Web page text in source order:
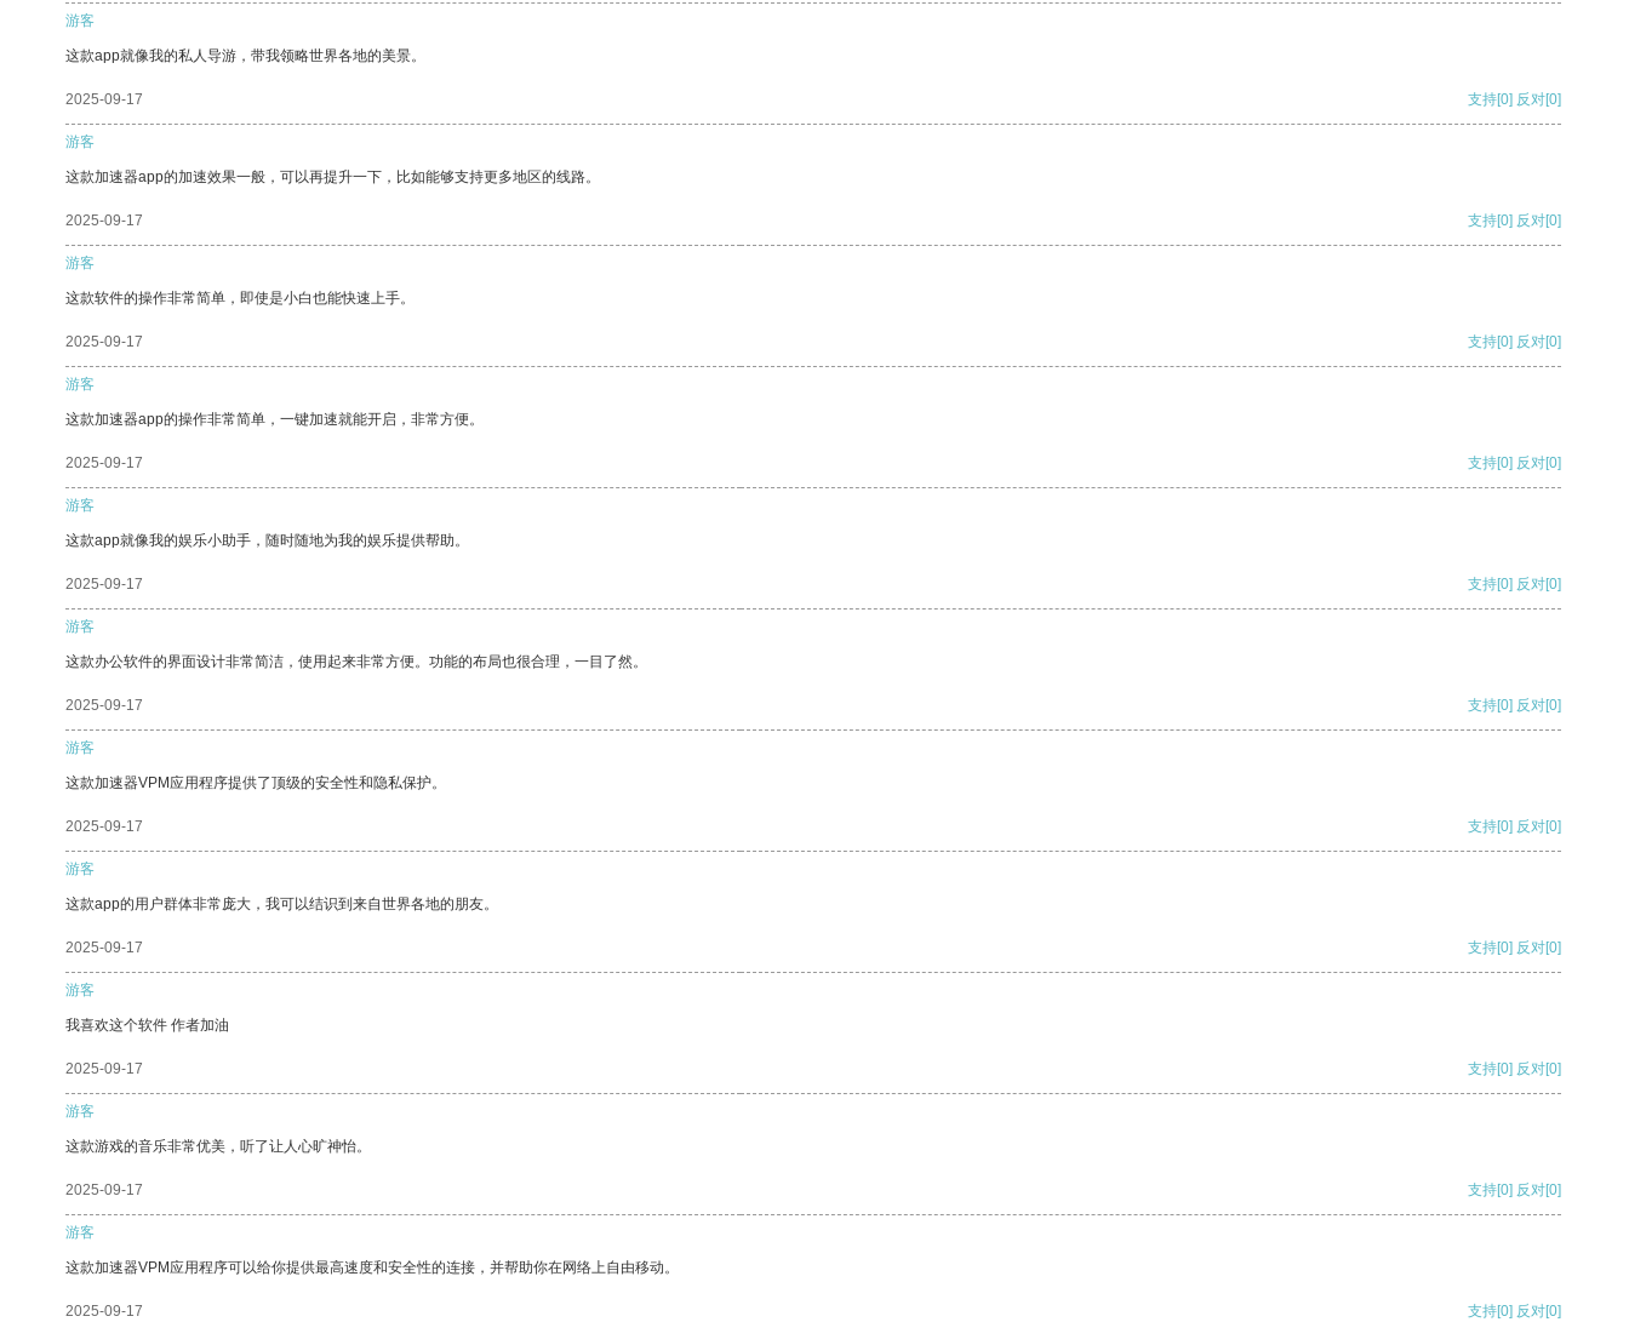
游客
这款app就像我的私人导游，带我领略世界各地的美景。
2025-09-17 支持[0] 反对[0]
游客
这款加速器app的加速效果一般，可以再提升一下，比如能够支持更多地区的线路。
2025-09-17 支持[0] 反对[0]
游客
这款软件的操作非常简单，即使是小白也能快速上手。
2025-09-17 支持[0] 反对[0]
游客
这款加速器app的操作非常简单，一键加速就能开启，非常方便。
2025-09-17 支持[0] 反对[0]
游客
这款app就像我的娱乐小助手，随时随地为我的娱乐提供帮助。
2025-09-17 支持[0] 反对[0]
游客
这款办公软件的界面设计非常简洁，使用起来非常方便。功能的布局也很合理，一目了然。
2025-09-17 支持[0] 反对[0]
游客
这款加速器VPM应用程序提供了顶级的安全性和隐私保护。
2025-09-17 支持[0] 反对[0]
游客
这款app的用户群体非常庞大，我可以结识到来自世界各地的朋友。
2025-09-17 支持[0] 反对[0]
游客
我喜欢这个软件 作者加油
2025-09-17 支持[0] 反对[0]
游客
这款游戏的音乐非常优美，听了让人心旷神怡。
2025-09-17 支持[0] 反对[0]
游客
这款加速器VPM应用程序可以给你提供最高速度和安全性的连接，并帮助你在网络上自由移动。
2025-09-17 支持[0] 反对[0]